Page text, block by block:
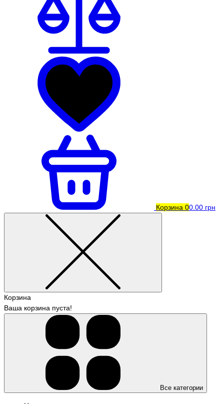
Корзина 00.00 грн
Корзина
Ваша корзина пуста!
Все категории